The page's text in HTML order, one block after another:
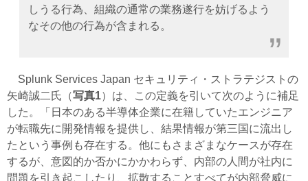
しうる行為、組織の通常の業務遂行を妨げるよう
なその他の行為が含まれる。
Splunk Services Japan セキュリティ・ストラテジストの
矢崎誠二氏（写真1）は、この定義を引いて次のように補足
した。「日本のある半導体企業に在籍していたエンジニア
が転職先に開発情報を提供し、結果情報が第三国に流出し
たという事例も存在する。他にもさまざまなケースが存在
するが、意図的か否かにかかわらず、内部の人間が社内に
問題を引き起こしたり、拡散することすべてが内部脅威に